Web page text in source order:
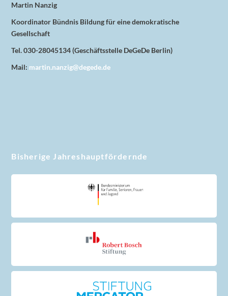
Martin Nanzig
Koordinator Bündnis Bildung für eine demokratische
Gesellschaft
Tel. 030-28045134 (Geschäftsstelle DeGeDe Berlin)
Mail: martin.nanzig@degede.de
Bisherige Jahreshauptfördernde